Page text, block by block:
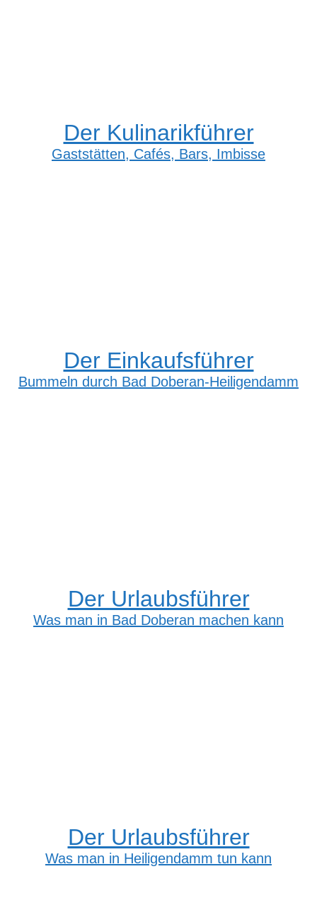
Der Kulinarikführer
Gaststätten, Cafés, Bars, Imbisse
Der Einkaufsführer
Bummeln durch Bad Doberan-Heiligendamm
Der Urlaubsführer
Was man in Bad Doberan machen kann
Der Urlaubsführer
Was man in Heiligendamm tun kann